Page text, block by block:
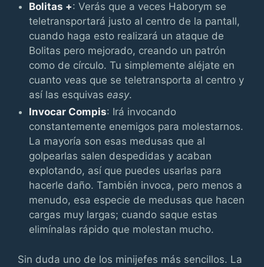
Bolitas +: Verás que a veces Haborym se
teletransportará justo al centro de la pantall,
cuando haga esto realizará un ataque de
Bolitas pero mejorado, creando un patrón
como de círculo. Tu simplemente aléjate en
cuanto veas que se teletransporta al centro y
así las esquivas easy.
Invocar Compis: Irá invocando
constantemente enemigos para molestarnos.
La mayoría son esas medusas que al
golpearlas salen despedidas y acaban
explotando, así que puedes usarlas para
hacerle daño. También invoca, pero menos a
menudo, esa especie de medusas que hacen
cargas muy largas; cuando saque estas
elimínalas rápido que molestan mucho.
Sin duda uno de los minijefes más sencillos. La